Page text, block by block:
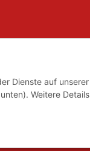
Dienste auf
Weitere